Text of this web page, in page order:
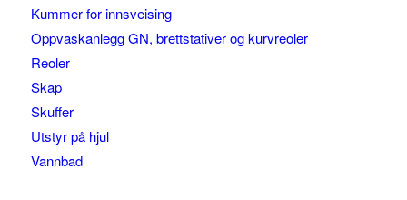
Kummer for innsveising
Oppvaskanlegg GN, brettstativer og kurvreoler
Reoler
Skap
Skuffer
Utstyr på hjul
Vannbad